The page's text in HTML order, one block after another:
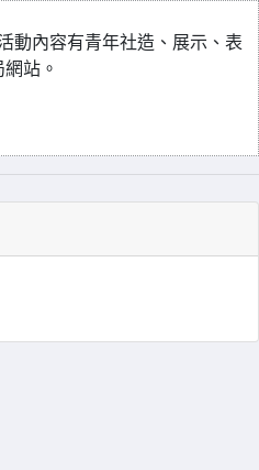
動內容有青年社造、展示、表
站。